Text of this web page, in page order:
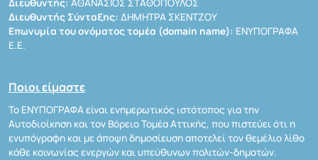
Διευθυντής: ΑΘΑΝΑΣΙΟΣ ΣΤΑΘΟΠΟΥΛΟΣ
Διευθυντής Σύνταξης: ΔΗΜΗΤΡΑ ΣΚΕΝΤΖΟΥ
Επωνυμία του ονόματος τομέα (domain name): ΕΝΥΠΟΓΡΑΦΑ
Ε.Ε.
Ποιοι είμαστε
Το ΕΝΥΠΟΓΡΑΦΑ είναι ενημερωτικός ιστότοπος για την
Αυτοδιοίκηση και τον Βόρειο Τομέα Αττικής, που πιστεύει ότι η
ενυπόγραφη και με άποψη δημοσίευση αποτελεί τον θεμέλιο λίθο
κάθε κοινωνίας ενεργών και υπεύθυνων πολιτών-δημοτών.